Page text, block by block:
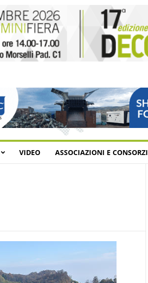
VIDEO ASSOCIAZIONI E CONSORZI